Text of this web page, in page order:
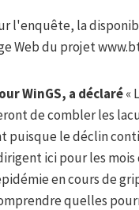
l'enquête, la
Web du projet
WinGS, a déclaré«
de combler les
le déclin
ici pour les mois
en cours de
quelles